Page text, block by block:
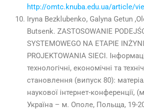
http://omtc.knuba.edu.ua/article/
Iryna Bezklubenko, Galyna Getun
Butsenk. ZASTOSOWANIE
SYSTEMOWEGO NA ETAPIE
PROJEKTOWANIA SIECI.
технологічні, економічні та
становлення (випуск 80):
наукової інтернет-конференції,
Україна – м. Ополе, Польща, 19-